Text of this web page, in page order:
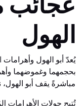
الهول
يُعدّ أبو الهول
بحجمهما وغموضهما
مباشرةً يقف أبو
تُتيح جولات الأهرامات